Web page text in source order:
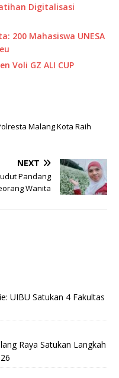
Digitalisasi
200 Mahasiswa UNESA
Voli GZ ALI CUP
Malang Kota Raih
NEXT
Pandang
Wanita
UIBU Satukan 4 Fakultas
Raya Satukan Langkah